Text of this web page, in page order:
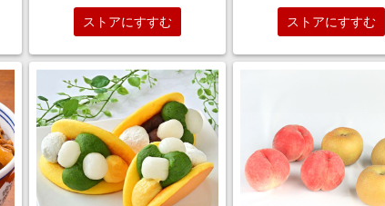
ストアにすすむ ストアにすすむ